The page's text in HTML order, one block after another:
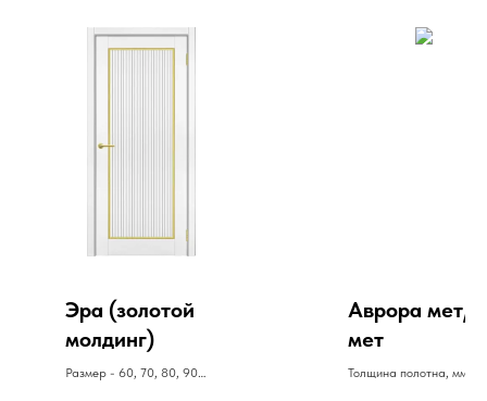
Эра (золотой
молдинг)
Размер - 60, 70, 80, 90
Аврора мет/
мет
Толщина полотна, мм: 70